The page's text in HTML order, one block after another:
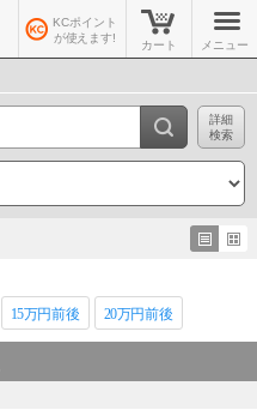
KCポイント
が使えます!
カート メニュー
詳細
検索
15万円前後 20万円前後